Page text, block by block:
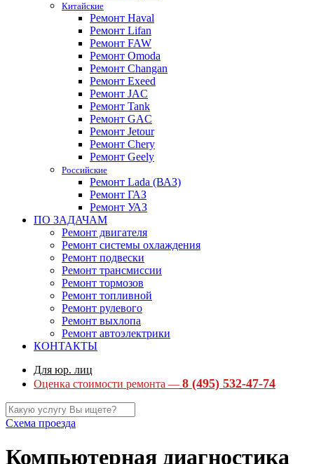
Китайские
Ремонт Haval
Ремонт Lifan
Ремонт FAW
Ремонт Omoda
Ремонт Changan
Ремонт Exeed
Ремонт JAC
Ремонт Tank
Ремонт GAC
Ремонт Jetour
Ремонт Chery
Ремонт Geely
Российские
Ремонт Lada (ВАЗ)
Ремонт ГАЗ
Ремонт УАЗ
ПО ЗАДАЧАМ
Ремонт двигателя
Ремонт системы охлаждения
Ремонт подвески
Ремонт трансмиссии
Ремонт тормозов
Ремонт топливной
Ремонт рулевого
Ремонт выхлопа
Ремонт автоэлектрики
КОНТАКТЫ
Для юр. лиц
Оценка стоимости ремонта — 8 (495) 532-47-74
Схема проезда
Компьютерная диагностика